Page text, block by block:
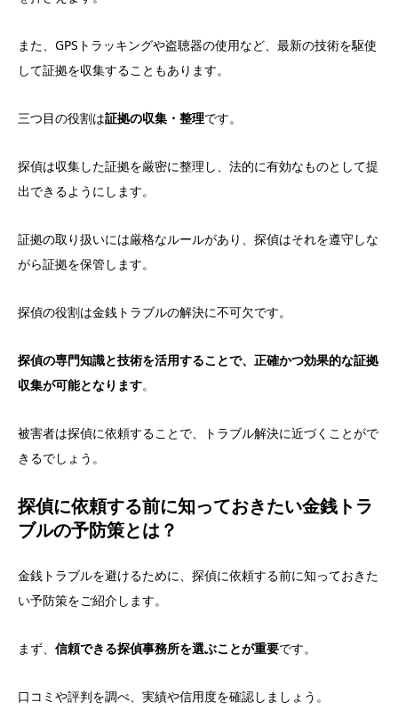
また、GPSトラッキングや盗聴器の使用など、最新の技術を駆使
して証拠を収集することもあります。
三つ目の役割は証拠の収集・整理です。
探偵は収集した証拠を厳密に整理し、法的に有効なものとして提
出できるようにします。
証拠の取り扱いには厳格なルールがあり、探偵はそれを遵守しな
がら証拠を保管します。
探偵の役割は金銭トラブルの解決に不可欠です。
探偵の専門知識と技術を活用することで、正確かつ効果的な証拠
収集が可能となります。
被害者は探偵に依頼することで、トラブル解決に近づくことがで
きるでしょう。
探偵に依頼する前に知っておきたい金銭トラ
ブルの予防策とは？
金銭トラブルを避けるために、探偵に依頼する前に知っておきた
い予防策をご紹介します。
まず、 信頼できる探偵事務所を選ぶことが重要です。
口コミや評判を調べ、実績や信用度を確認しましょう。